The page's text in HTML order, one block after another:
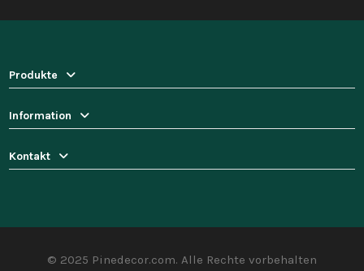
Produkte
Information
Kontakt
© 2025 Pinedecor.com. Alle Rechte vorbehalten